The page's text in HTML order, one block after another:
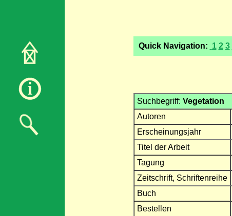
Quick Navigation: 1 2 3
Suchbegriff: Vegetation
Autoren
Erscheinungsjahr
Titel der Arbeit
Tagung
Zeitschrift, Schriftenreihe
Buch
Bestellen